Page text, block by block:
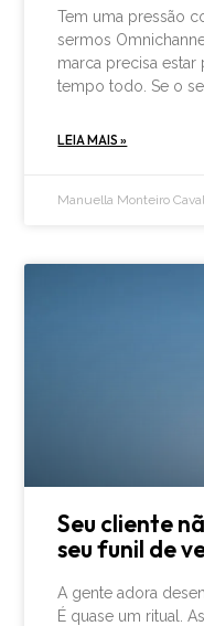
Tem uma pressão
sermos
marca precisa
tempo todo. Se o
LEIA MAIS »
Manuella Monteiro
Seu cliente
seu funil de
A gente adora
É quase um ritual.